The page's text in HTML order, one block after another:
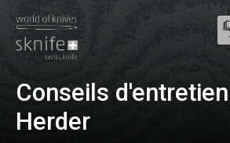
Conseils
Herder